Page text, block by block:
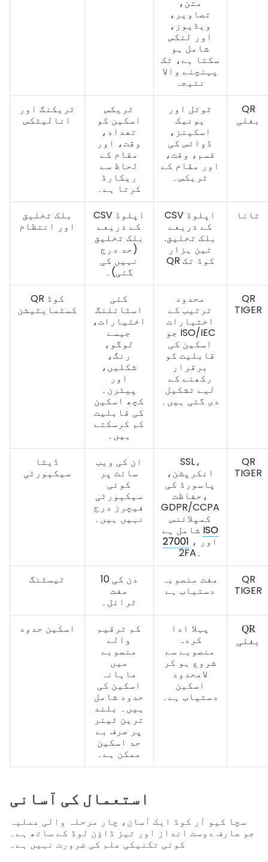
تصاویر،
ویڈیوز،
اور لنکس
شامل ہو
سکتا ہے، تک
پہنچنے والا
نتیجہ
ٹریکنگ اور
انالیٹکس
ٹریکس
اسکین کو
تعداد،
وقت، اور
مقام کے
لحاظ سے
ریکارڈ
کرتا ہے۔
ٹوٹل اور
یونیک
اسکینز،
ڈوائس کی
قسم، وقت،
اور مقام کے
ٹریکس۔
QR
بغلی
بلک تخلیق
اور انتظام
CSV اپلوڈ
کے ذریعے
بلک تخلیق
(حد درج
نہیں کی
گئی)۔
CSV اپلوڈ
کے ذریعے
بلک تخلیق.
تین ہزار
QR کوڈ تک
تانا
QR کوڈ
کسٹمايٹیشن
کئی
اسٹائلنگ
اختیارات،
جیسے
لوگو،
رنگ،
شکلیں،
اور
پیٹرن۔
کچھ اسکین
کی قابلیت
کم کرسکتے
ہیں۔
محدود
ترتیب کے
اختیارات
جو ISO/IEC
اسکین کی
قابلیت کو
برقرار
رکھنے کے
لیے تشکیل
دی گئی ہیں۔
QR
TIGER
ڈیٹا
سیکیورٹی
ان کی ویب
سائٹ پر
کوئی
سیکیورٹی
فیچرز درج
نہیں ہیں۔
SSL،
انکرپشن،
پاسورڈ کی
حفاظت،
GDPR/CCPA
کمپلائنس
ISO
27001 ، اور
2FA۔
QR
TIGER
ٹیسٹنگ
10 دن کی
مفت
ٹرائل۔
مفت منصوبہ
دستیاب ہے
QR
TIGER
اسکین حدود
کم ترقیم
والے
منصوبے
میں
ماہانہ
اسکین کی
حدود شامل
ہیں۔ بلند
ترین ٹیئر
پر صرف بے
حد اسکین
ممکن ہے۔
پہلا ادا
کردہ
منصوبے سے
شروع ہو کر
لامحدود
اسکین
دستیاب ہے۔
QR
بغلی
استعمال کی آسانی
سچا کیو آر کوڈ ایک آسان، چار مرحلہ والی عملیہ
جو صارف دوست انداز اور تیز ڈاؤن لوڈ کے ساتھ ہے۔
کوئی تکنیکی علم کی ضرورت نہیں ہے۔